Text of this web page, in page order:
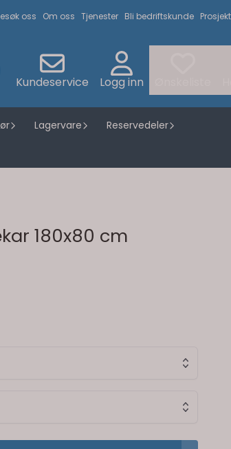
oss Om oss Tjenester Bli bedriftskunde Prosjekt
Kundeservice Logg inn
Lagervare
Reservedeler
180x80 cm